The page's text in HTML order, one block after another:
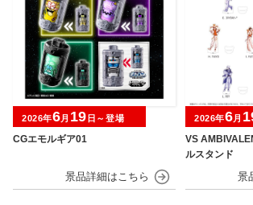
CGエモルギア01
2026年6月 19 日～登場
VS
ルスタンド
2026年6月